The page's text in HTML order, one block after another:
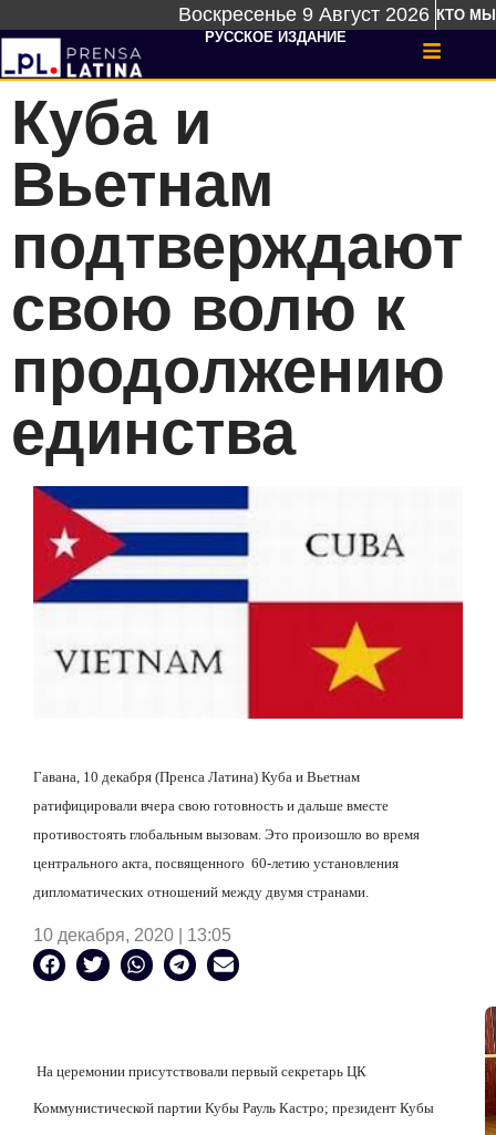
Воскресенье 9 Август 2026 КТО МЫ
РУССКОЕ ИЗДАНИЕ
Куба и
Вьетнам
подтверждают
свою волю к
продолжению
единства
Гавана, 10 декабря (Пренса Латина) Куба и Вьетнам
ратифицировали вчера свою готовность и дальше вместе
противостоять глобальным вызовам. Это произошло во время
центрального акта, посвященного 60-летию установления
дипломатических отношений между двумя странами.
10 декабря, 2020 | 13:05
На церемонии присутствовали первый секретарь ЦК
Коммунистической партии Кубы Рауль Кастро; президент Кубы